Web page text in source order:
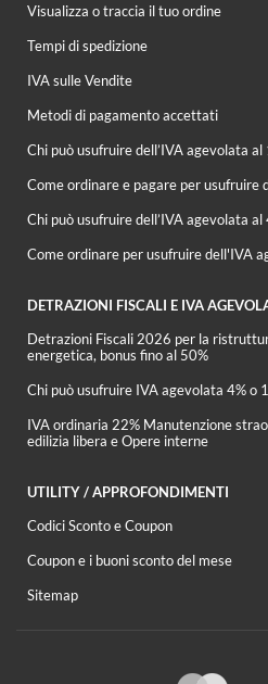
Visualizza o traccia il tuo ordine
Tempi di spedizione
IVA sulle Vendite
Metodi di pagamento accettati
Chi può usufruire dell’IVA agevolata al
Come ordinare e pagare per usufruire
Chi può usufruire dell’IVA agevolata al
Come ordinare per usufruire dell'IVA
DETRAZIONI FISCALI E IVA
Detrazioni Fiscali 2026 per la
energetica, bonus fino al 50%
Chi può usufruire IVA agevolata 4% o
IVA ordinaria 22% Manutenzione
edilizia libera e Opere interne
UTILITY / APPROFONDIMENTI
Codici Sconto e Coupon
Coupon e i buoni sconto del mese
Sitemap